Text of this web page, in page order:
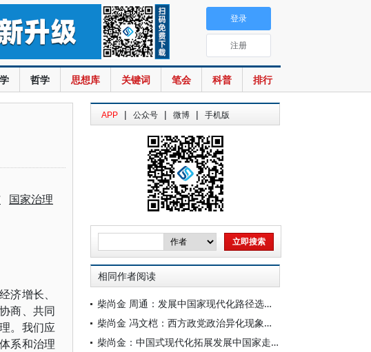
哲学 思想库 关键词 笔会 科普 排行
登录
注册
国家治理
济增长、
商、共同
。我们应
系和治理
APP | 公众号 | 微博 | 手机版
相同作者阅读
柴尚金 周通：发展中国家现代化路径选择及其经验教训——以印度、巴西、南非等国的现代化为例
柴尚金 冯文桤：西方政党政治异化现象的多维探析
柴尚金：中国式现代化拓展发展中国家走向现代化的路径选择